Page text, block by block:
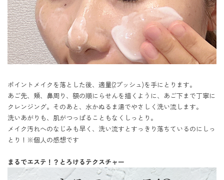
ポイントメイクを落とした後、適量(2プッシュ)を手にとります。
あご先、頬、鼻周り、額の順にらせんを描くように、あご下まで丁寧に
クレンジング。そのあと、水かぬるま湯でやさしく洗い流します。
洗いあがりも、肌がつっぱることもなくしっとり。
メイク汚れへのなじみも早く、洗い流すとすっきり落ちているのにしっ
とり！※個人の感想です
まるでエステ！？とろけるテクスチャー